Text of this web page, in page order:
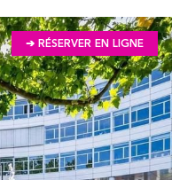
➔ RÉSERVER EN LIGNE